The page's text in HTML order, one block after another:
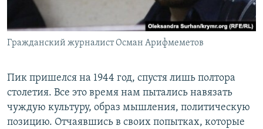
Гражданский журналист Осман Арифмеметов
Пик пришелся на 1944 год, спустя лишь полтора
столетия. Все это время нам пытались навязать
чуждую культуру, образ мышления, политическую
позицию. Отчаявшись в своих попытках, которые